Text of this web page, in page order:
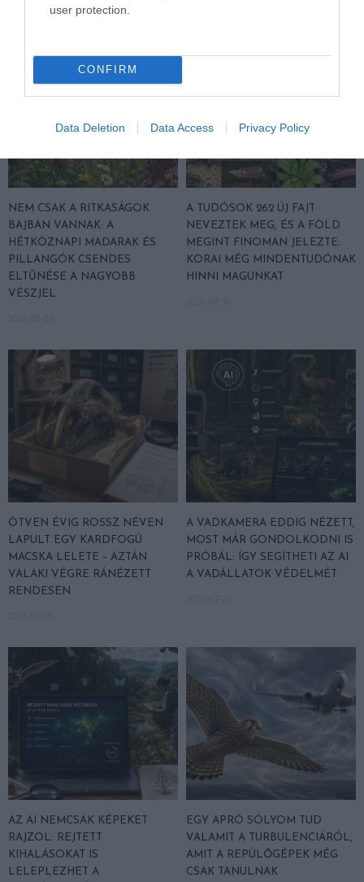
user protection.
CONFIRM
Data Deletion Data Access Privacy Policy
NEM CSAK A RITKASÁGOK
BAJBAN VANNAK: A
HÉTKÖZNAPI MADARAK ÉS
PILLANGÓK CSENDES
ELTŰNÉSE A NAGYOBB
VÉSZJEL
A TUDÓSOK 262 ÚJ FAJT
NEVEZTEK MEG, ÉS A FÖLD
MEGINT FINOMAN JELEZTE:
KORAI MÉG MINDENTUDÓNAK
HINNI MAGUNKAT
ÖTVEN ÉVIG ROSSZ NÉVEN
LAPULT EGY KARDFOGÚ
MACSKA LELETE – AZTÁN
VALAKI VÉGRE RÁNÉZETT
RENDESEN
A VADKAMERA EDDIG NÉZETT,
MOST MÁR GONDOLKODNI IS
PRÓBÁL: ÍGY SEGÍTHETI AZ AI
A VADÁLLATOK VÉDELMÉT
AZ AI NEMCSAK KÉPEKET
RAJZOL: REJTETT
KIHALÁSOKAT IS
LELEPLEZHET A
EGY APRÓ SÓLYOM TUD
VALAMIT A TURBULENCIÁRÓL,
AMIT A REPÜLŐGÉPEK MÉG
CSAK TANULNAK